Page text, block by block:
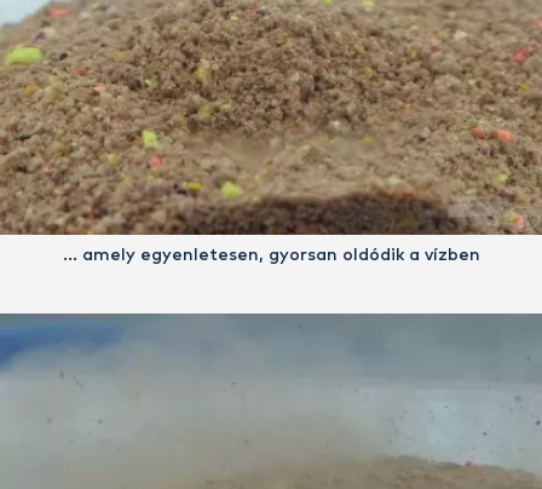
… amely egyenletesen, gyorsan oldódik a vízben